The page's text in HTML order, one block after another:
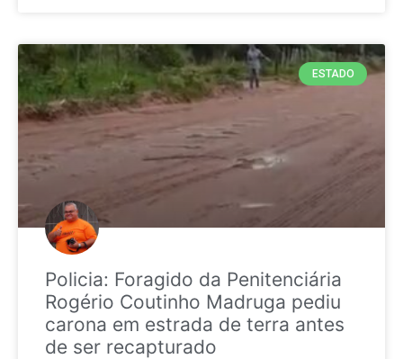
ESTADO
Policia: Foragido da Penitenciária
Rogério Coutinho Madruga pediu
carona em estrada de terra antes
de ser recapturado